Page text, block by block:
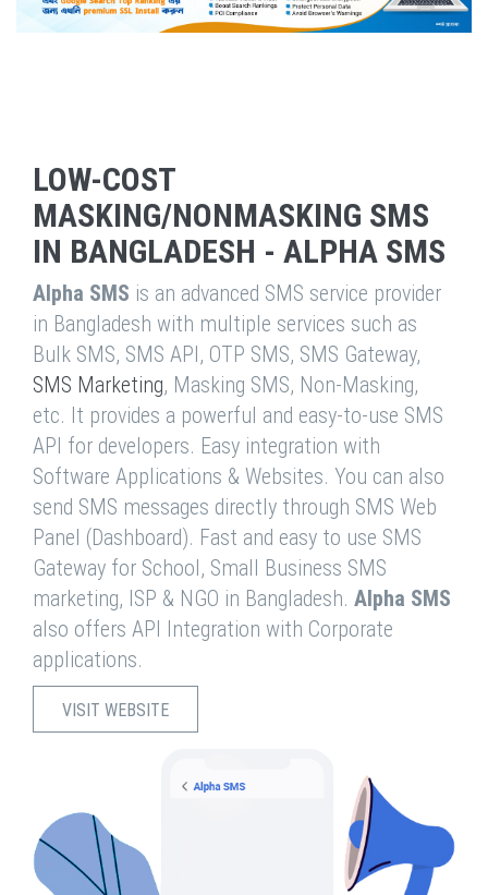
LOW-COST
MASKING/NONMASKING SMS
IN BANGLADESH - ALPHA SMS
Alpha SMS is an advanced SMS service provider
in Bangladesh with multiple services such as
Bulk SMS, SMS API, OTP SMS, SMS Gateway,
SMS Marketing, Masking SMS, Non-Masking,
etc. It provides a powerful and easy-to-use SMS
API for developers. Easy integration with
Software Applications & Websites. You can also
send SMS messages directly through SMS Web
Panel (Dashboard). Fast and easy to use SMS
Gateway for School, Small Business SMS
marketing, ISP & NGO in Bangladesh. Alpha SMS
also offers API Integration with Corporate
applications.
VISIT WEBSITE